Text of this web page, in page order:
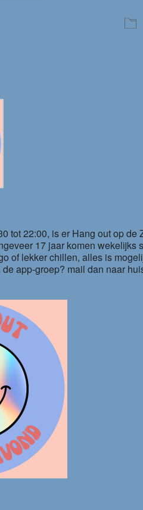
tot 22:00, is er Hang out op de
17 jaar komen wekelijks
of lekker chillen, alles is
app-groep? mail dan naar